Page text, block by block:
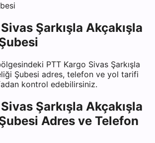
Şarkışla Akçakışla
PTT Kargo Sivas Şarkışla
Şubesi adres, telefon ve yol tarifi
kontrol edebilirsiniz.
Şarkışla Akçakışla
Adres ve Telefon